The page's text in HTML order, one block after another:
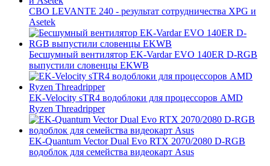
СВО LEVANTE 240 - результат сотрудничества XPG и
Asetek
Бесшумный вентилятор EK-Vardar EVO 140ER D-RGB
выпустили словенцы EKWB
EK-Velocity sTR4 водоблоки для процессоров AMD
Ryzen Threadripper
EK-Quantum Vector Dual Evo RTX 2070/2080 D-RGB
водоблок для семейства видеокарт Asus